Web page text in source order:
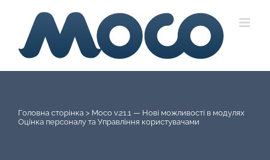
content
Головна сторінка > Moco v.21.1 — Нові можливості в модулях
Оцінка персоналу та Управління користувачами